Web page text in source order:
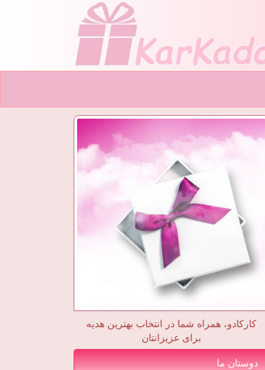
کارکادو، همراه شما در انتخاب بهترین هدیه
برای عزیزانتان
دوستان ما